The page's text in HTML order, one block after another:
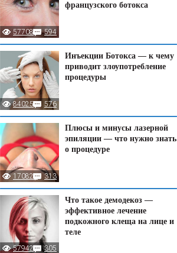
57708 594
французского ботокса
84025 576
Инъекции Ботокса — к чему
приводит злоупотребление
процедуры
170824 313
Плюсы и минусы лазерной
эпиляции — что нужно знать
о процедуре
57942 305
Что такое демодекоз —
эффективное лечение
подкожного клеща на лице и
теле